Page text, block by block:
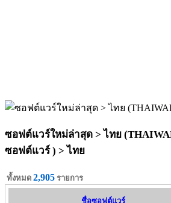
ซอฟต์แวร์ใหม่ล่าสุด > ไทย
ซอฟต์แวร์ ) >ไทย
ทั้งหมด 2,905 รายการ
ชื่อซอฟต์แวร์